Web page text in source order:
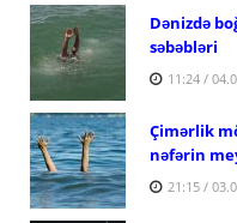
Dənizdə
səbəbləri
11:24 /
Çimərlik
nəfərin
21:15 /